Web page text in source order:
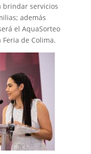
brindar servicios
además
el AquaSorteo
Feria de Colima.